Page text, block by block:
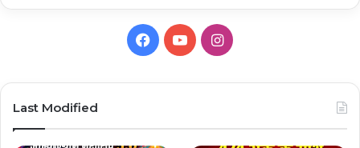
Facebook
YouTubeInstagram
Last Modified